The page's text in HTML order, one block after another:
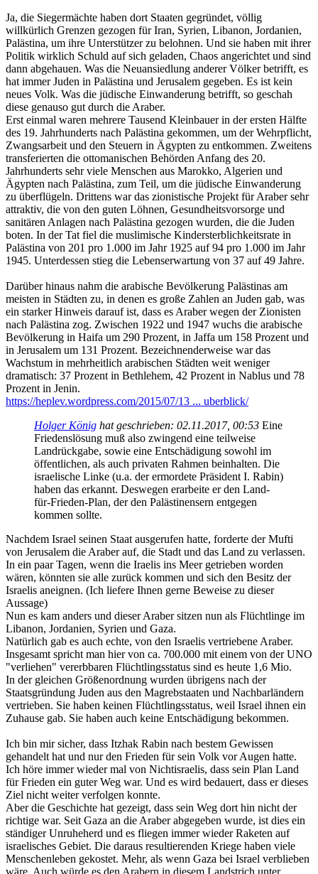
Ja, die Siegermächte haben dort Staaten gegründet, völlig
willkürlich Grenzen gezogen für Iran, Syrien, Libanon, Jordanien,
Palästina, um ihre Unterstützer zu belohnen. Und sie haben mit ihrer
Politik wirklich Schuld auf sich geladen, Chaos angerichtet und sind
dann abgehauen. Was die Neuansiedlung anderer Völker betrifft, es
hat immer Juden in Palästina und Jerusalem gegeben. Es ist kein
neues Volk. Was die jüdische Einwanderung betrifft, so geschah
diese genauso gut durch die Araber.
Erst einmal waren mehrere Tausend Kleinbauer in der ersten Hälfte
des 19. Jahrhunderts nach Palästina gekommen, um der Wehrpflicht,
Zwangsarbeit und den Steuern in Ägypten zu entkommen. Zweitens
transferierten die ottomanischen Behörden Anfang des 20.
Jahrhunderts sehr viele Menschen aus Marokko, Algerien und
Ägypten nach Palästina, zum Teil, um die jüdische Einwanderung
zu überflügeln. Drittens war das zionistische Projekt für Araber sehr
attraktiv, die von den guten Löhnen, Gesundheitsvorsorge und
sanitären Anlagen nach Palästina gezogen wurden, die die Juden
boten. In der Tat fiel die muslimische Kindersterblichkeitsrate in
Palästina von 201 pro 1.000 im Jahr 1925 auf 94 pro 1.000 im Jahr
1945. Unterdessen stieg die Lebenserwartung von 37 auf 49 Jahre.
Darüber hinaus nahm die arabische Bevölkerung Palästinas am
meisten in Städten zu, in denen es große Zahlen an Juden gab, was
ein starker Hinweis darauf ist, dass es Araber wegen der Zionisten
nach Palästina zog. Zwischen 1922 und 1947 wuchs die arabische
Bevölkerung in Haifa um 290 Prozent, in Jaffa um 158 Prozent und
in Jerusalem um 131 Prozent. Bezeichnenderweise war das
Wachstum in mehrheitlich arabischen Städten weit weniger
dramatisch: 37 Prozent in Bethlehem, 42 Prozent in Nablus und 78
Prozent in Jenin.
https://heplev.wordpress.com/2015/07/13 ... uberblick/
Holger König hat geschrieben: 02.11.2017, 00:53 Eine
Friedenslösung muß also zwingend eine teilweise
Landrückgabe, sowie eine Entschädigung sowohl im
öffentlichen, als auch privaten Rahmen beinhalten. Die
israelische Linke (u.a. der ermordete Präsident I. Rabin)
haben das erkannt. Deswegen erarbeite er den Land-
für-Frieden-Plan, der den Palästinensern entgegen
kommen sollte.
Nachdem Israel seinen Staat ausgerufen hatte, forderte der Mufti
von Jerusalem die Araber auf, die Stadt und das Land zu verlassen.
In ein paar Tagen, wenn die Iraelis ins Meer getrieben worden
wären, könnten sie alle zurück kommen und sich den Besitz der
Israelis aneignen. (Ich liefere Ihnen gerne Beweise zu dieser
Aussage)
Nun es kam anders und dieser Araber sitzen nun als Flüchtlinge im
Libanon, Jordanien, Syrien und Gaza.
Natürlich gab es auch echte, von den Israelis vertriebene Araber.
Insgesamt spricht man hier von ca. 700.000 mit einem von der UNO
"verliehen" vererbbaren Flüchtlingsstatus sind es heute 1,6 Mio.
In der gleichen Größenordnung wurden übrigens nach der
Staatsgründung Juden aus den Magrebstaaten und Nachbarländern
vertrieben. Sie haben keinen Flüchtlingsstatus, weil Israel ihnen ein
Zuhause gab. Sie haben auch keine Entschädigung bekommen.
Ich bin mir sicher, dass Itzhak Rabin nach bestem Gewissen
gehandelt hat und nur den Frieden für sein Volk vor Augen hatte.
Ich höre immer wieder mal von Nichtisraelis, dass sein Plan Land
für Frieden ein guter Weg war. Und es wird bedauert, dass er dieses
Ziel nicht weiter verfolgen konnte.
Aber die Geschichte hat gezeigt, dass sein Weg dort hin nicht der
richtige war. Seit Gaza an die Araber abgegeben wurde, ist dies ein
ständiger Unruheherd und es fliegen immer wieder Raketen auf
israelisches Gebiet. Die daraus resultierenden Kriege haben viele
Menschenleben gekostet. Mehr, als wenn Gaza bei Israel verblieben
wäre. Auch würde es den Arabern in diesem Landstrich unter